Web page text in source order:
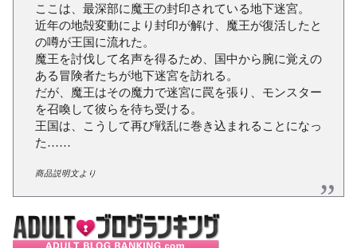
ここは、最深部に魔王の封印されている地下迷宮。
近年の地殻変動により封印が解け、魔王が復活したと
の噂が王国に流れた。
魔王を討伐して名声を得るため、国中から腕に覚えの
ある冒険者たちが地下迷宮を訪れる。
だが、魔王はその魔力で迷宮に罠を張り、モンスター
を召喚して彼らを待ち受ける。
王国は、こうして再び戦乱に巻き込まれることになっ
た……
商品説明文より